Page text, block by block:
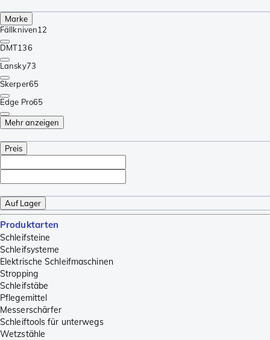
Marke
Fällkniven12
DMT136
Lansky73
Skerper65
Edge Pro65
Mehr anzeigen
Preis
Auf Lager
Produktarten
Schleifsteine
Schleifsysteme
Elektrische Schleifmaschinen
Stropping
Schleifstäbe
Pflegemittel
Messerschärfer
Schleiftools für unterwegs
Wetzstähle